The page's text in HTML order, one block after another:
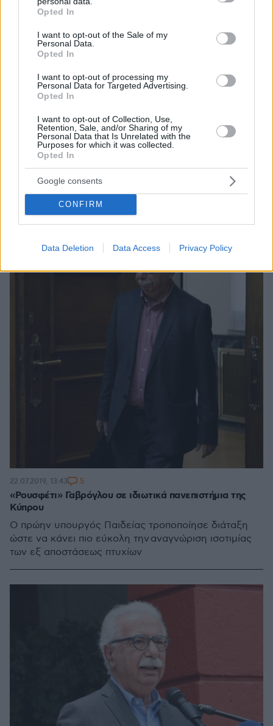
grant or deny consent to Google and its third-party tags to
use your data for below specified purposes in below Google
consent section.
Opted In
I want to opt-out of the Sale of my
Personal Data.
Opted In
I want to opt-out of processing my
Personal Data for Targeted Advertising.
Opted In
I want to opt-out of Collection, Use,
Retention, Sale, and/or Sharing of my
Personal Data that Is Unrelated with the
Purposes for which it was collected.
Opted In
Google consents
CONFIRM
Data Deletion Data Access Privacy Policy
Πανελλαδικές: Οι μαθητές γύρισαν την πλάτη στα «ΑΕΙ»
Αρκετά από τα τμήματα ανάμεσα στα 105 που
αποτελούν μετεξέλιξη των ΤΕΙ και τα 28 εντελώς νέα
έμειναν στα... αζήτητα με κριτήριο τον αριθμό των
υποψηφίων που τα είχαν ως πρώτη επιλογή στο
μηχανογραφικό τους
05.09.2019, 09:21 9
«Ρουσφέτι» Γαβρόγλου σε ιδιωτικά πανεπιστήμια της
Κύπρου
Ο πρώην υπουργός Παιδείας τροποποίησε διάταξη
ώστε να κάνει πιο εύκολη την αναγνώριση ισοτιμίας
των εξ αποστάσεως πτυχίων
22.07.2019, 13:43 5